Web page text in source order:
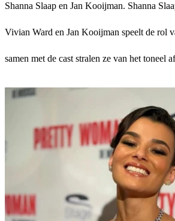
Shanna Slaap en Jan Kooijman. Shanna
Vivian Ward en Jan Kooijman speelt de rol
samen met de cast stralen ze van het toneel